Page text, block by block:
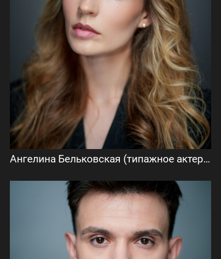
Ангелина Бельковская (типажное актерское портфолио)